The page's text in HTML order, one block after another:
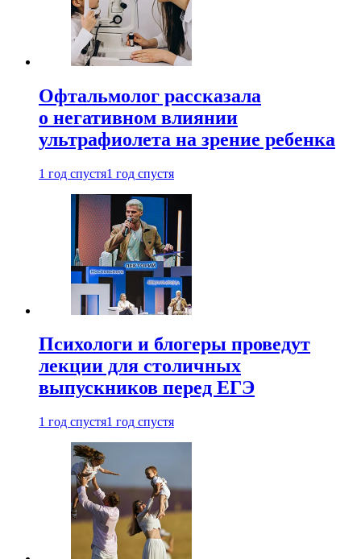
Офтальмолог рассказала
о негативном влиянии
ультрафиолета на зрение ребенка
1 год спустя1 год спустя
Психологи и блогеры проведут
лекции для столичных
выпускников перед ЕГЭ
1 год спустя1 год спустя